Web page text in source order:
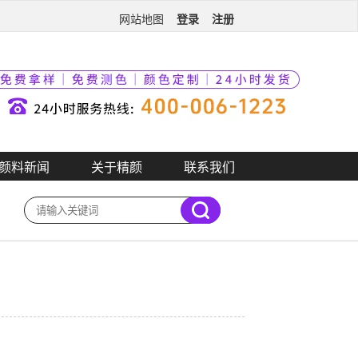
网站地图 登录 注册
颜料新闻 关于精颜 联系我们